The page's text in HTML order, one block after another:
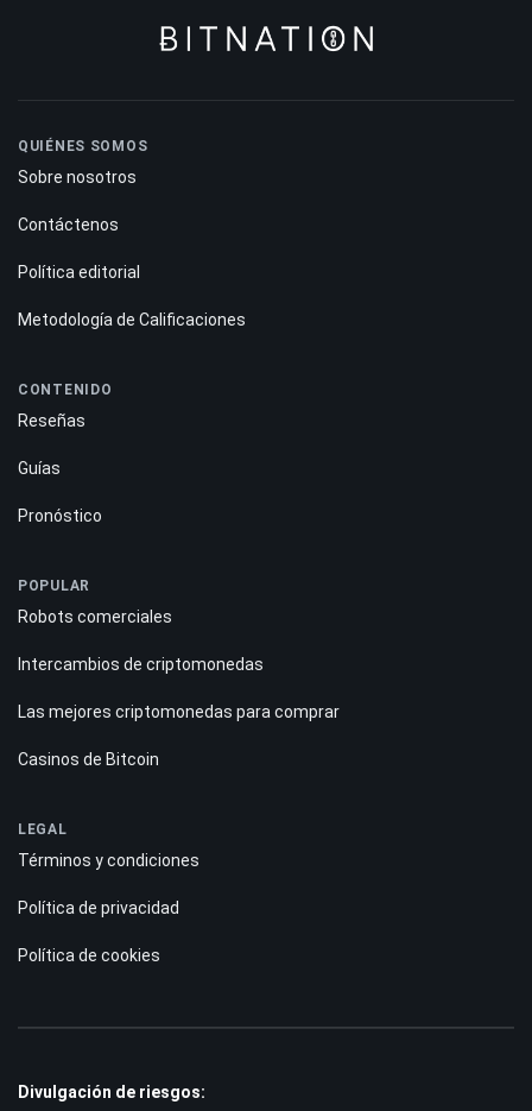
Sobre nosotros
Contáctenos
Política editorial
Metodología de Calificaciones
Reseñas
Guías
Pronóstico
Robots comerciales
Intercambios de criptomonedas